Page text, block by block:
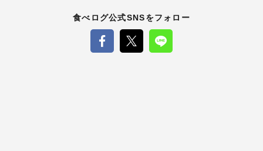
食べログ公式SNSをフォロー